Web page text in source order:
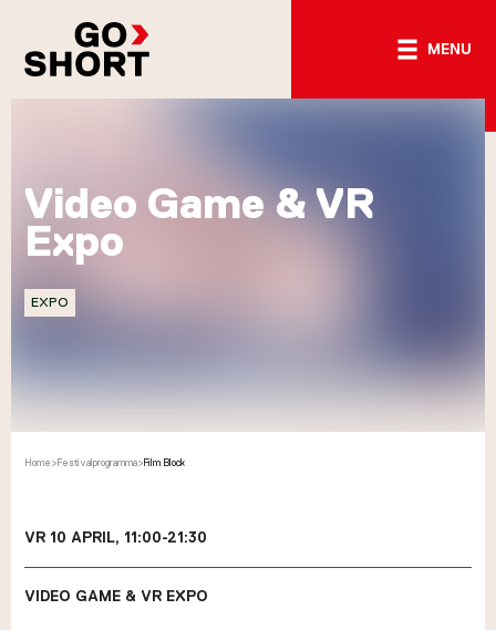
MENU
Video Game & VR
Expo
EXPO
Home >Festivalprogramma>Film Block
VR 10 APRIL, 11:00-21:30
VIDEO GAME & VR EXPO